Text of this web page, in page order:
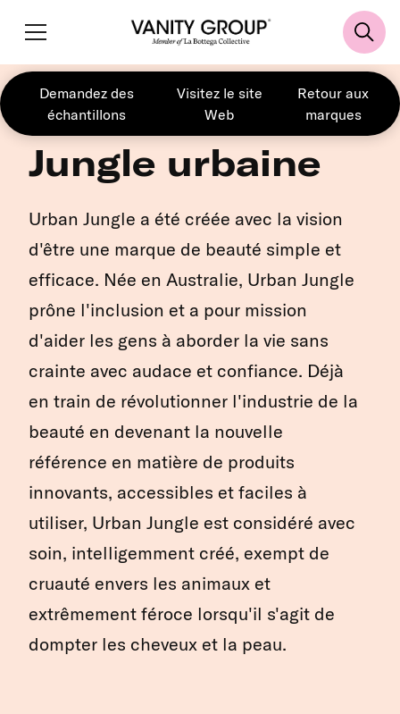
Demandez des
échantillons
Visitez le site
Web
Retour aux
marques
Jungle urbaine
Urban Jungle a été créée avec la vision
d'être une marque de beauté simple et
efficace. Née en Australie, Urban Jungle
prône l'inclusion et a pour mission
d'aider les gens à aborder la vie sans
crainte avec audace et confiance. Déjà
en train de révolutionner l'industrie de la
beauté en devenant la nouvelle
référence en matière de produits
innovants, accessibles et faciles à
utiliser, Urban Jungle est considéré avec
soin, intelligemment créé, exempt de
cruauté envers les animaux et
extrêmement féroce lorsqu'il s'agit de
dompter les cheveux et la peau.